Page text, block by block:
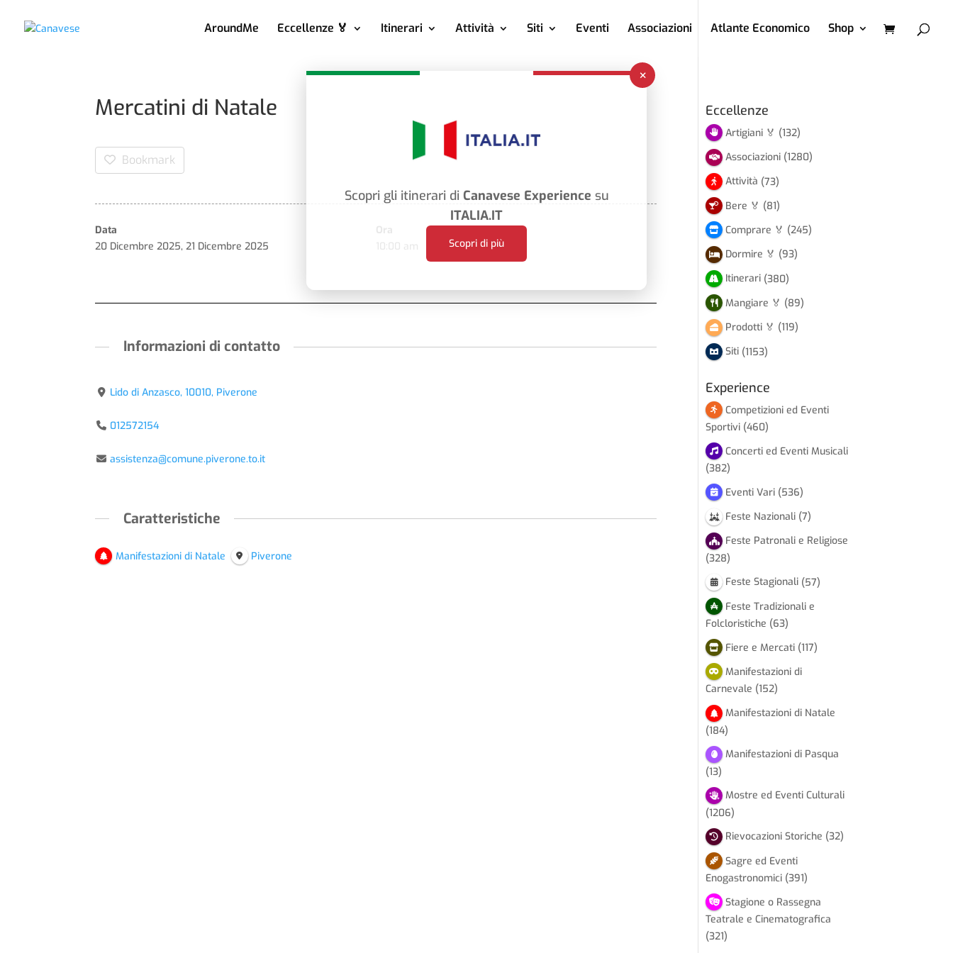
AroundMe Eccellenze 🏅 Itinerari Attività Siti Eventi Associazioni Atlante Economico Shop
Mercatini di Natale
Bookmark
Data
20 Dicembre 2025,21 Dicembre 2025
Informazioni di contatto
Lido di Anzasco, 10010, Piverone
012572154
assistenza@comune.piverone.to.it
Caratteristiche
Manifestazioni di Natale Piverone
Eccellenze
Artigiani 🏅 (132)
Associazioni (1280)
Attività (73)
Bere 🏅 (81)
Comprare 🏅 (245)
Dormire 🏅 (93)
Itinerari (380)
Mangiare 🏅 (89)
Prodotti 🏅 (119)
Siti (1153)
Experience
Competizioni ed Eventi
Sportivi (460)
Concerti ed Eventi Musicali
(382)
Eventi Vari (536)
Feste Nazionali (7)
Feste Patronali e Religiose
(328)
Feste Stagionali (57)
Feste Tradizionali e
Folcloristiche (63)
Fiere e Mercati (117)
Manifestazioni di
Carnevale (152)
Manifestazioni di Natale
(184)
Manifestazioni di Pasqua
(13)
Mostre ed Eventi Culturali
(1206)
Rievocazioni Storiche (32)
Sagre ed Eventi
Enogastronomici (391)
Stagione o Rassegna
Teatrale e Cinematografica
(321)
×
Scopri gli itinerari di Canavese Experience su
ITALIA.IT
Scopri di più